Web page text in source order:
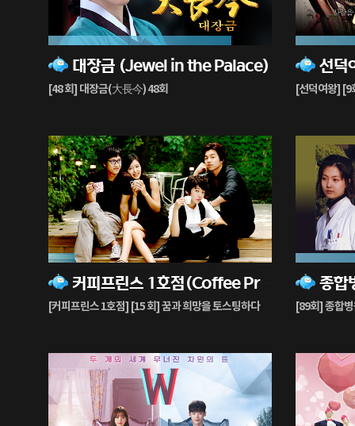
대장금 (Jewel in the Palace)
[48 회] 대장금(大長今) 48회
82%
재
생
선덕
[선덕여왕] [9
72%
재
생
[커피프린스 1호점] [15 회] 꿈과 희망을 토스팅하다
12%
재
생
종합
[89회] 종합
77%
재
생